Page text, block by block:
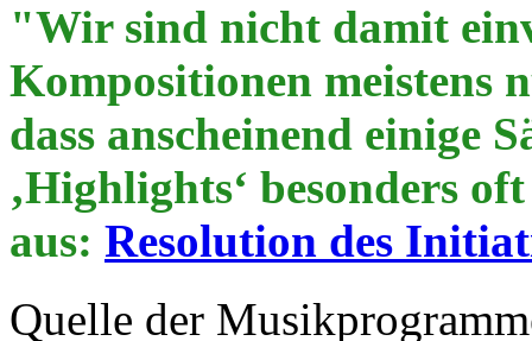
"Wir sind nicht damit
Kompositionen meistens
dass anscheinend einige
‚Highlights‘ besonders
aus: Resolution des
Quelle der